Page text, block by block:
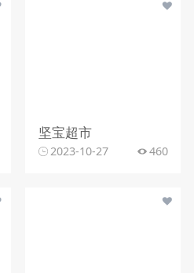
坚宝超市
2023-10-27 460